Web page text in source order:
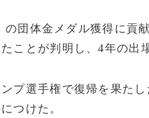
団体金メダル獲得に貢
ことが判明し、4年の出
プ選手権で復帰を果た
つけた。